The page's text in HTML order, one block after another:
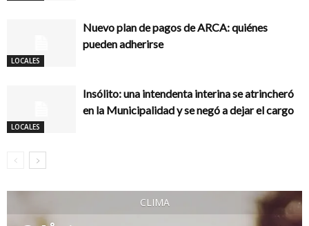
LOCALES
Nuevo plan de pagos de ARCA: quiénes
pueden adherirse
LOCALES
Insólito: una intendenta interina se atrincheró
en la Municipalidad y se negó a dejar el cargo
CLIMA